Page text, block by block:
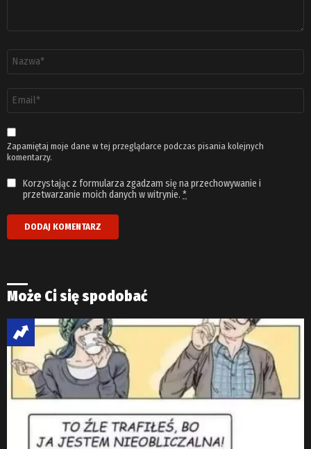
email
*
Zapamiętaj moje dane w tej przeglądarce podczas pisania kolejnych
komentarzy.
Korzystając z formularza zgadzam się na przechowywanie i
przetwarzanie moich danych w witrynie. *
Może Ci się spodobać